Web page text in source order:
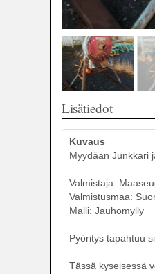
Lisätiedot
Kuvaus
Myydään Junkkari
Valmistaja:
Valmistusmaa:
Malli: Jauhomylly
Pyöritys tapahtuu
Tässä kyseisessä